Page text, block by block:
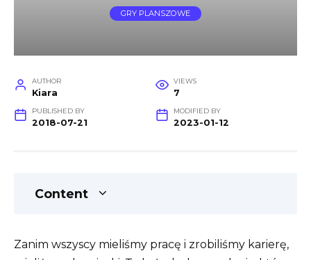
GRY PLANSZOWE
AUTHOR
Kiara
VIEWS
7
PUBLISHED BY
2018-07-21
MODIFIED BY
2023-01-12
Content
Zanim wszyscy mieliśmy pracę i zrobiliśmy karierę,